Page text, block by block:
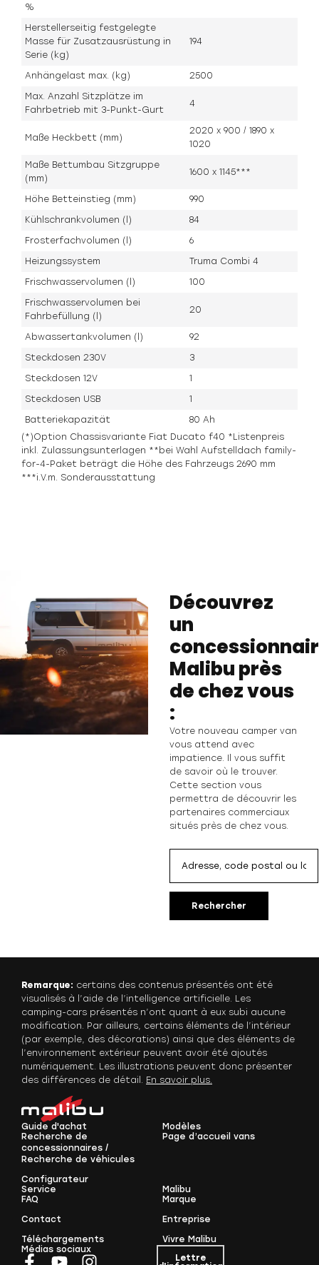
%
Herstellerseitig festgelegte
Masse für Zusatzausrüstung in
Serie (kg)
194
Anhängelast max. (kg) 2500
Max. Anzahl Sitzplätze im
Fahrbetrieb mit 3-Punkt-Gurt
4
Maße Heckbett (mm)
2020 x 900 / 1890 x
1020
Maße Bettumbau Sitzgruppe
(mm)
1600 x 1145***
Höhe Betteinstieg (mm) 990
Kühlschrankvolumen (l) 84
Frosterfachvolumen (l) 6
Heizungssystem Truma Combi 4
Frischwasservolumen (l) 100
Frischwasservolumen bei
Fahrbefüllung (l)
20
Abwassertankvolumen (l) 92
Steckdosen 230V 3
Steckdosen 12V 1
Steckdosen USB 1
Batteriekapazität
80 Ah
(*)Option Chassisvariante Fiat Ducato f40 *Listenpreis
inkl. Zulassungsunterlagen **bei Wahl Aufstelldach family-
for-4-Paket beträgt die Höhe des Fahrzeugs 2690 mm
***i.V.m. Sonderausstattung
Découvrez
un
Malibu près
de chez vous
:
Votre nouveau camper van
vous attend avec
impatience. Il vous suffit
de savoir où le trouver.
Cette section vous
permettra de découvrir les
partenaires commerciaux
situés près de chez vous.
Rechercher
Remarque: certains des contenus présentés ont été
visualisés à l’aide de l’intelligence artificielle. Les
camping-cars présentés n’ont quant à eux subi aucune
modification. Par ailleurs, certains éléments de l’intérieur
(par exemple, des décorations) ainsi que des éléments de
l’environnement extérieur peuvent avoir été ajoutés
numériquement. Les illustrations peuvent donc présenter
des différences de détail. En savoir plus.
Guide d'achat
Recherche de
concessionnaires /
Recherche de véhicules
Configurateur
Modèles
Page d’accueil vans
Service
FAQ
Contact
Téléchargements
Malibu
Marque
Entreprise
Vivre Malibu
Médias sociaux
Lettre